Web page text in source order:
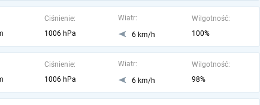
Ciśnienie:
1006 hPa
Wiatr:
6 km/h
Wilgotność:
100%
Ciśnienie:
1006 hPa
Wiatr:
6 km/h
Wilgotność:
98%